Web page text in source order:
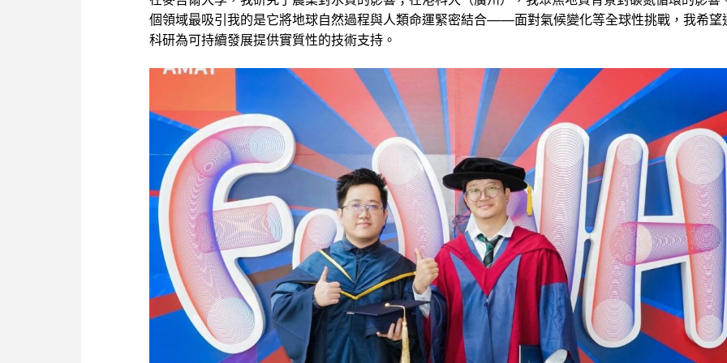
個領域最吸引我的是它將地球自然過程與人類命運緊密結合——面對氣候變化等全球性挑戰，我希望
科研為可持續發展提供實質性的技術支持。